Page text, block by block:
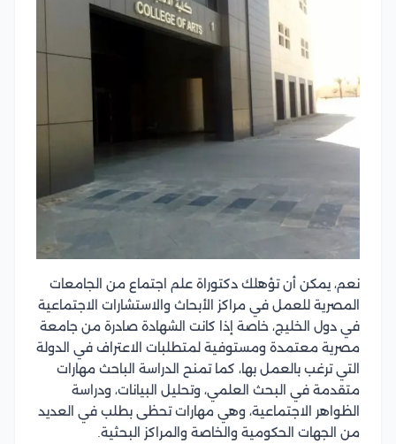
نعم، يمكن أن تؤهلك دكتوراة علم اجتماع من الجامعات
المصرية للعمل في مراكز الأبحاث والاستشارات الاجتماعية
في دول الخليج، خاصة إذا كانت الشهادة صادرة من جامعة
مصرية معتمدة ومستوفية لمتطلبات الاعتراف في الدولة
التي ترغب بالعمل بها، كما تمنح الدراسة الباحث مهارات
متقدمة في البحث العلمي، وتحليل البيانات، ودراسة
الظواهر الاجتماعية، وهي مهارات تحظى بطلب في العديد
من الجهات الحكومية والخاصة والمراكز البحثية.